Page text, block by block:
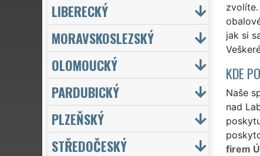
jak si
KDE
Naše
nad
firem
LIBERECKÝ
MORAVSKOSLEZSKÝ
OLOMOUCKÝ
PARDUBICKÝ
PLZEŇSKÝ
STŘEDOČESKÝ